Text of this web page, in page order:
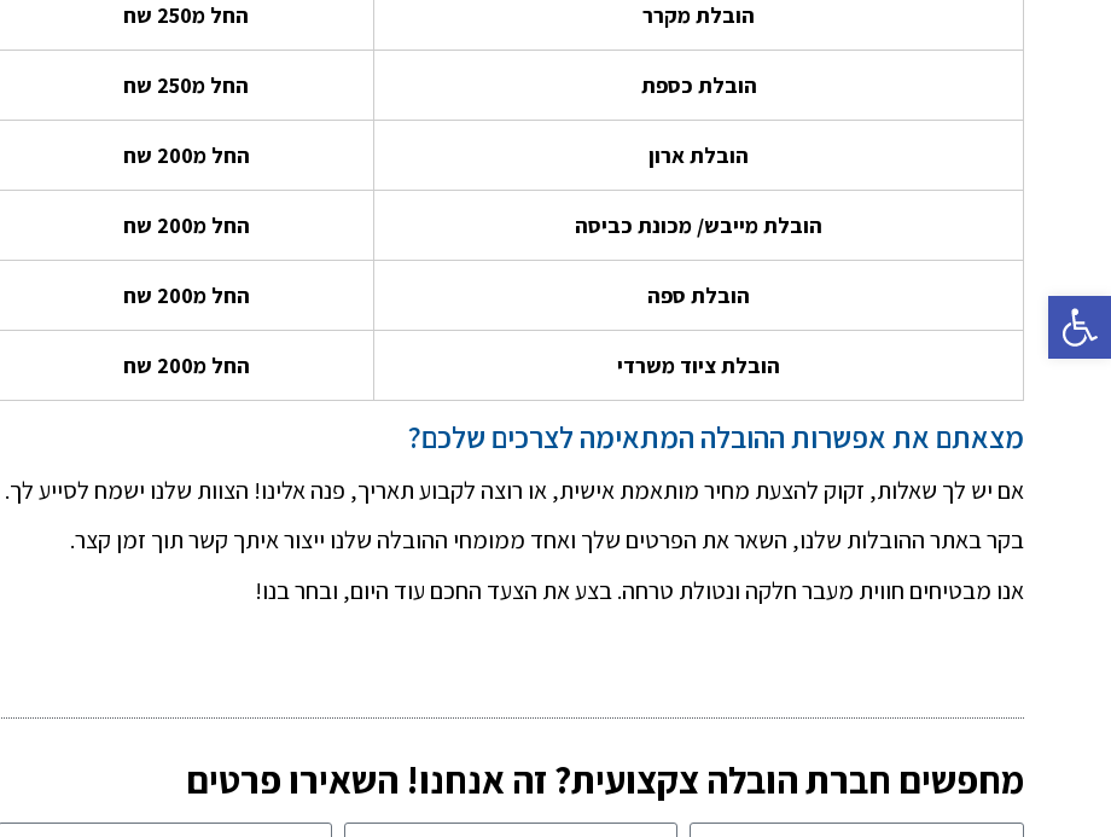
הובלת מקרר החל מ250 שח
הובלת כספת החל מ250 שח
הובלת ארון החל מ200 שח
הובלת מייבש/ מכונת כביסה החל מ200 שח
הובלת ספה החל מ200 שח
הובלת ציוד משרדי החל מ200 שח
מצאתם את אפשרות ההובלה המתאימה לצרכים שלכם?
אם יש לך שאלות, זקוק להצעת מחיר מותאמת אישית, או רוצה לקבוע תאריך, פנה אלינו! הצוות שלנו ישמח לסייע לך.
בקר באתר ההובלות שלנו, השאר את הפרטים שלך ואחד ממומחי ההובלה שלנו ייצור איתך קשר תוך זמן קצר.
אנו מבטיחים חווית מעבר חלקה ונטולת טרחה. בצע את הצעד החכם עוד היום, ובחר בנו!
מחפשים חברת הובלה צקצועית? זה אנחנו! השאירו פרטים
פתח סרגל נגישות